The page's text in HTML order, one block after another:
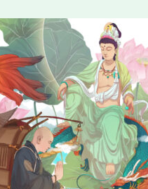
なかった!?
ろいろな西遊記